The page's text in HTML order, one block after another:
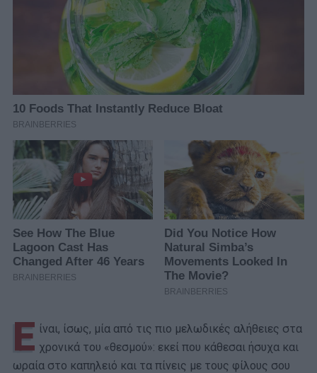
Ε ίναι, ίσως, μία από τις πιο μελωδικές αλήθειες στα
χρονικά του «θεσμού»: εκεί που κάθεσαι ήσυχα και
ωραία στο καπηλειό και τα πίνεις με τους φίλους σου